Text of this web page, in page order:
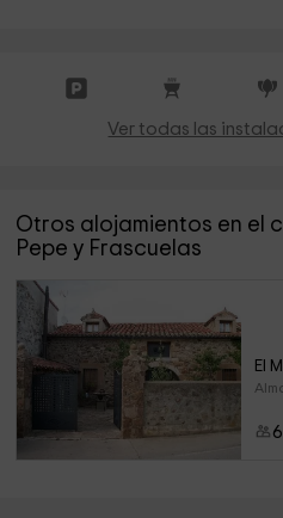
Ver todas las
Otros alojamientos en el
Pepe y Frascuelas
El
6